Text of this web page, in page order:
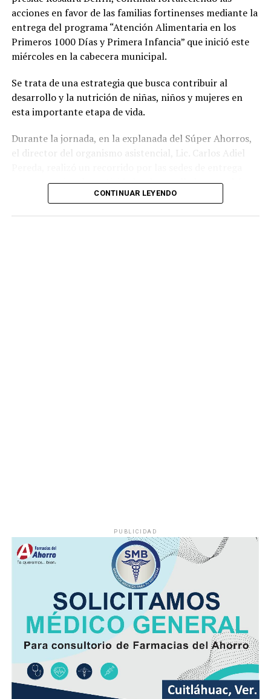
acciones en favor de las familias fortinenses mediante la
entrega del programa “Atención Alimentaria en los
Primeros 1000 Días y Primera Infancia” que inició este
miércoles en la cabecera municipal.
Se trata de una estrategia que busca contribuir al
desarrollo y la nutrición de niñas, niños y mujeres en
esta importante etapa de vida.
Durante la jornada, en la explanada del Súper Ahorros,
el director del organismo asistencial, Lic. Carlos Adiel
para supervisar las actividades desarrolladas por el área
de Plan Alimentario, reconociendo el compromiso y la
CONTINUAR LEYENDO
PUBLICIDAD